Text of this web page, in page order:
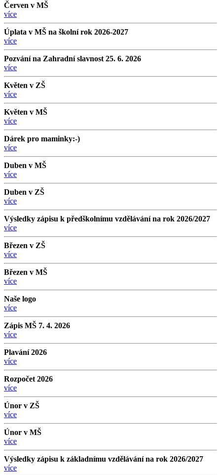
Červen v MŠ
více
Úplata v MŠ na školní rok 2026-2027
více
Pozvání na Zahradní slavnost 25. 6. 2026
více
Květen v ZŠ
více
Květen v MŠ
více
Dárek pro maminky:-)
více
Duben v MŠ
více
Duben v ZŠ
více
Výsledky zápisu k předškolnímu vzdělávání na rok 2026/2027
více
Březen v ZŠ
více
Březen v MŠ
více
Naše logo
více
Zápis MŠ 7. 4. 2026
více
Plavání 2026
více
Rozpočet 2026
více
Únor v ZŠ
více
Únor v MŠ
více
Výsledky zápisu k základnímu vzdělávání na rok 2026/2027
více